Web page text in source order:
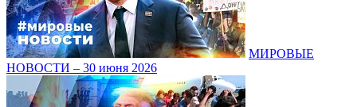
МИРОВЫЕ
НОВОСТИ – 30 июня 2026